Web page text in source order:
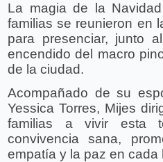
La magia de la
familias se reunieron en
para presenciar, junto
encendido del macro
de la ciudad.
Acompañado de su
Yessica Torres, Mijes
familias a vivir esta
convivencia sana,
empatía y la paz en cada